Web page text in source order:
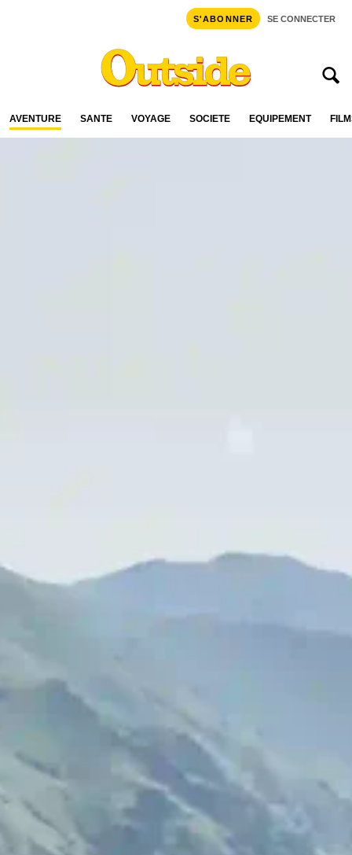
S'ABONNER SE CONNECTER
AVENTURE SANTÉ VOYAGE SOCIÉTÉ ÉQUIPEMENT